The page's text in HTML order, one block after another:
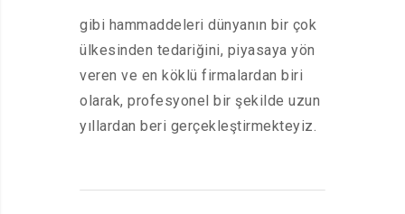
gibi hammaddeleri dünyanın bir çok
ülkesinden tedariğini, piyasaya yön
veren ve en köklü firmalardan biri
olarak, profesyonel bir şekilde uzun
yıllardan beri gerçekleştirmekteyiz.